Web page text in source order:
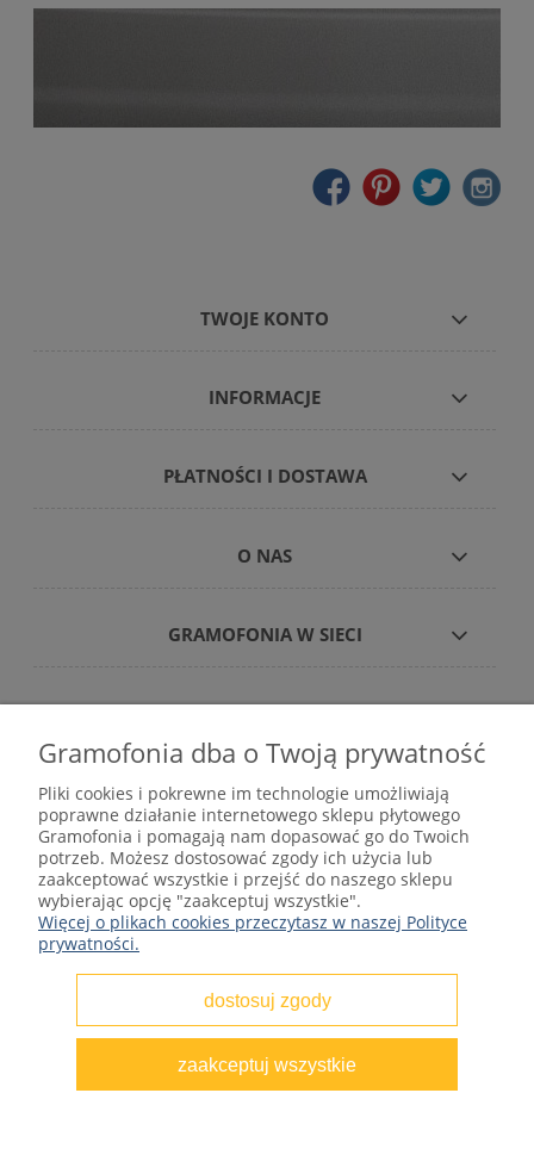
TWOJE KONTO
INFORMACJE
PŁATNOŚCI I DOSTAWA
O NAS
GRAMOFONIA W SIECI
gramofonia.com
kontakt@gramofonia.info
+48 601 262 000
Copyright © 2012–2026 GRAMOFONIA
pokaż pełną wersję strony
Sklep internetowy Shoper.pl
Gramofonia dba o Twoją prywatność
Pliki cookies i pokrewne im technologie umożliwiają
poprawne działanie internetowego sklepu płytowego
Gramofonia i pomagają nam dopasować go do Twoich
potrzeb. Możesz dostosować zgody ich użycia lub
zaakceptować wszystkie i przejść do naszego sklepu
wybierając opcję "zaakceptuj wszystkie".
Więcej o plikach cookies przeczytasz w naszej Polityce
prywatności.
dostosuj zgody
zaakceptuj wszystkie